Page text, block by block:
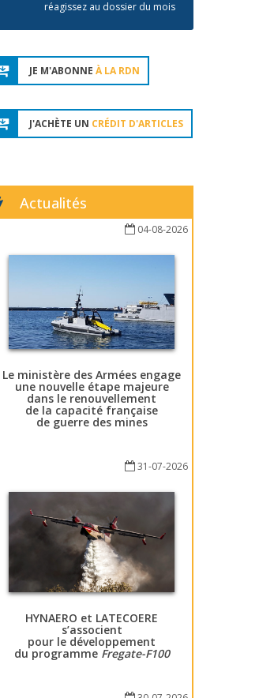
réagissez au dossier du mois
JE M'ABONNE À LA RDN
J'ACHÈTE UN CRÉDIT D'ARTICLES
Actualités
04-08-2026
Le ministère des Armées engage
une nouvelle étape majeure
dans le renouvellement
de la capacité française
de guerre des mines
31-07-2026
HYNAERO et LATECOERE
s’associent
pour le développement
du programme Fregate-F100